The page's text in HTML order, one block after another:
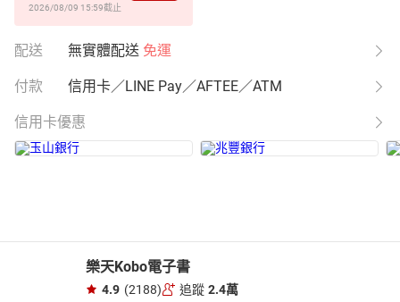
2026/08/09 15:59截止
配送 無實體配送 免運
付款 信用卡／LINE Pay／AFTEE／ATM
信用卡優惠
樂天Kobo電子書
4.9 (2188) 追蹤 2.4萬